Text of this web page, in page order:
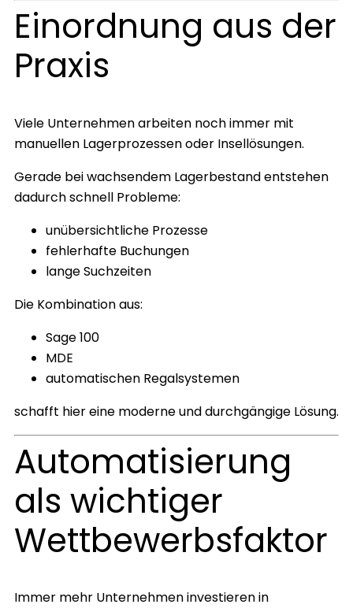
Einordnung aus der
Praxis
Viele Unternehmen arbeiten noch immer mit
manuellen Lagerprozessen oder Insellösungen.
Gerade bei wachsendem Lagerbestand entstehen
dadurch schnell Probleme:
unübersichtliche Prozesse
fehlerhafte Buchungen
lange Suchzeiten
Die Kombination aus:
Sage 100
MDE
automatischen Regalsystemen
schafft hier eine moderne und durchgängige Lösung.
Automatisierung
als wichtiger
Wettbewerbsfaktor
Immer mehr Unternehmen investieren in